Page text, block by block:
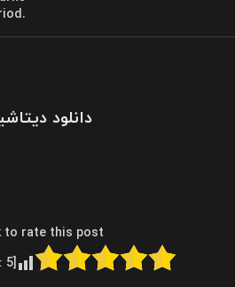
دانلود
to rate this post!
[Total:
5